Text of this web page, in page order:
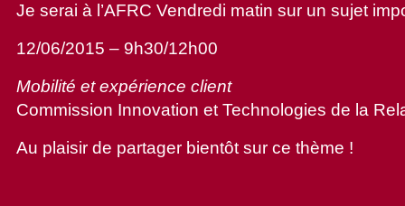
Je serai à l’AFRC Vendredi matin sur un sujet
12/06/2015 – 9h30/12h00
Mobilité et expérience client
Commission Innovation et Technologies de la
Au plaisir de partager bientôt sur ce thème !